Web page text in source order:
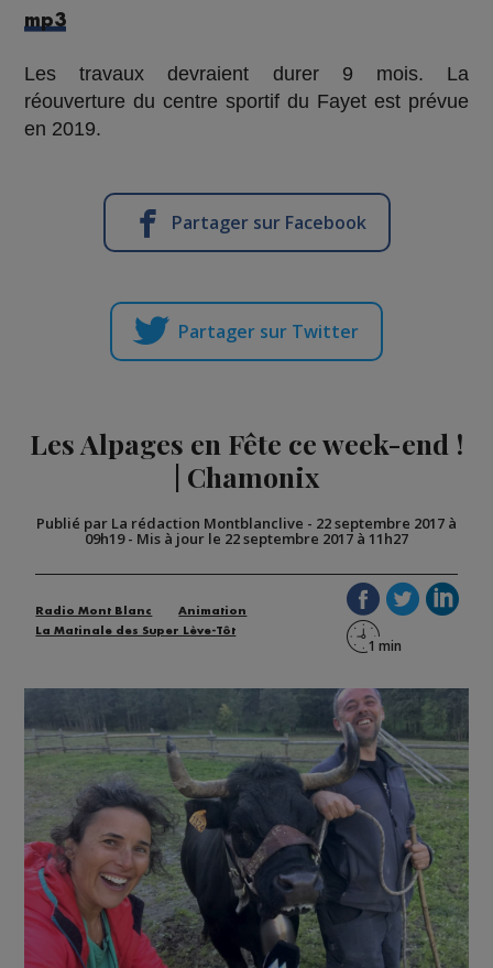
mp3
Les travaux devraient durer 9 mois. La
réouverture du centre sportif du Fayet est prévue
en 2019.
Partager sur Facebook
Partager sur Twitter
Les Alpages en Fête ce week-end !
| Chamonix
Publié par La rédaction Montblanclive - 22 septembre 2017 à
09h19- Mis à jour le 22 septembre 2017 à 11h27
Radio Mont Blanc
Animation
La Matinale des Super Lève-Tôt